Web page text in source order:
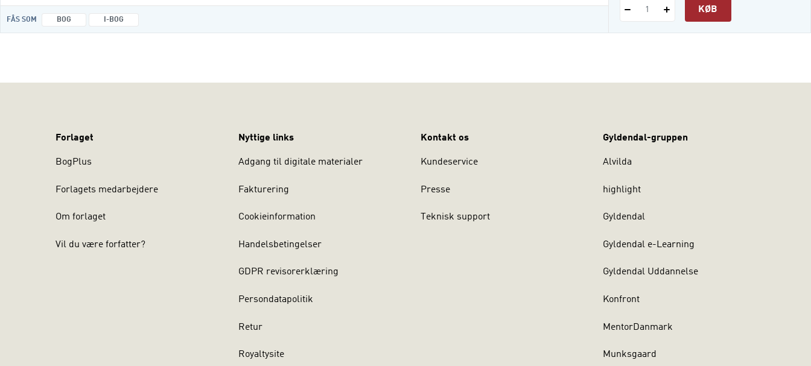
FÅS SOM BOG I-BOG
1 KØB
Forlaget
BogPlus
Forlagets medarbejdere
Om forlaget
Vil du være forfatter?
Nyttige links
Adgang til digitale materialer
Fakturering
Cookieinformation
Handelsbetingelser
GDPR revisorerklæring
Persondatapolitik
Retur
Royaltysite
Kontakt os
Kundeservice
Presse
Teknisk support
Gyldendal-gruppen
Alvilda
highlight
Gyldendal
Gyldendal e-Learning
Gyldendal Uddannelse
Konfront
MentorDanmark
Munksgaard